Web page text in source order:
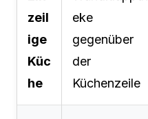
zeil
ige
Küc
he
eke
gegenüber
der
Küchenzeile